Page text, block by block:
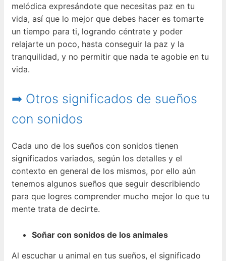
melódica expresándote que necesitas paz en tu
vida, así que lo mejor que debes hacer es tomarte
un tiempo para ti, logrando céntrate y poder
relajarte un poco, hasta conseguir la paz y la
tranquilidad, y no permitir que nada te agobie en tu
vida.
➡ Otros significados de sueños
con sonidos
Cada uno de los sueños con sonidos tienen
significados variados, según los detalles y el
contexto en general de los mismos, por ello aún
tenemos algunos sueños que seguir describiendo
para que logres comprender mucho mejor lo que tu
mente trata de decirte.
Soñar con sonidos de los animales
Al escuchar u animal en tus sueños, el significado